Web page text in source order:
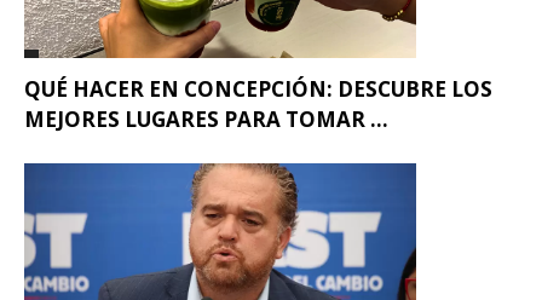
QUÉ HACER EN CONCEPCIÓN: DESCUBRE LOS
MEJORES LUGARES PARA TOMAR ...